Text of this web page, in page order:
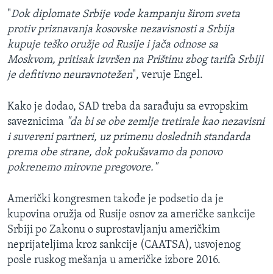
"Dok diplomate Srbije vode kampanju širom sveta
protiv priznavanja kosovske nezavisnosti a Srbija
kupuje teško oružje od Rusije i jača odnose sa
Moskvom, pritisak izvršen na Prištinu zbog tarifa Srbiji
je defitivno neuravnotežen", veruje Engel.
Kako je dodao, SAD treba da sarađuju sa evropskim
saveznicima "da bi se obe zemlje tretirale kao nezavisni
i suvereni partneri, uz primenu doslednih standarda
prema obe strane, dok pokušavamo da ponovo
pokrenemo mirovne pregovore."
Američki kongresmen takođe je podsetio da je
kupovina oružja od Rusije osnov za američke sankcije
Srbiji po Zakonu o suprostavljanju američkim
neprijateljima kroz sankcije (CAATSA), usvojenog
posle ruskog mešanja u američke izbore 2016.